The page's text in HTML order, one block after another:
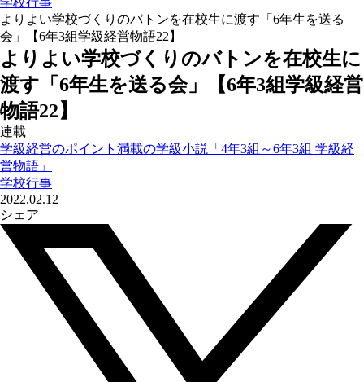
よりよい学校づくりのバトンを在校生に渡す「6年生を送る
会」【6年3組学級経営物語22】
よりよい学校づくりのバトンを在校生に
渡す「6年生を送る会」【6年3組学級経営
物語22】
連載
学級経営のポイント満載の学級小説「4年3組～6年3組 学級経
営物語」
学校行事
2022.02.12
シェア